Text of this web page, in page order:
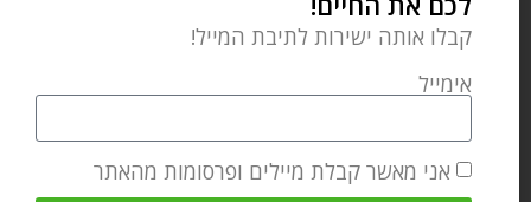
numerous other publications; is a
Institute and director of BRI
Women it's women's program;
and is the director of curriculum
קבלו אותה ישירות לתיבת המייל!
אימייל
אני מאשר קבלת מיילים ופרסומות מהאתר